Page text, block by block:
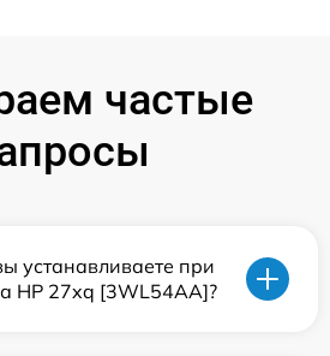
частые
устанавливаете при
HP 27xq [3WL54AA]?